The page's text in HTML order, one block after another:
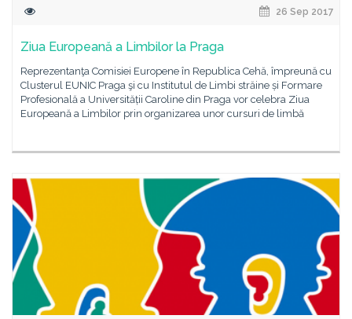
26 Sep 2017
Ziua Europeană a Limbilor la Praga
Reprezentanţa Comisiei Europene în Republica Cehă, împreună cu
Clusterul EUNIC Praga şi cu Institutul de Limbi străine și Formare
Profesională a Universității Caroline din Praga vor celebra Ziua
Europeană a Limbilor prin organizarea unor cursuri de limbă